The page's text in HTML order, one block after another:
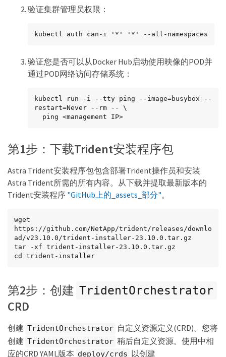
验证集群管理员权限：
kubectl auth can-i '*' '*' --all-namespaces
验证您是否可以从Docker Hub启动使用映像的POD并
通过POD网络访问存储系统：
kubectl run -i --tty ping --image=busybox --
restart=Never --rm -- \
  ping <management IP>
第1步：下载Trident安装程序包
Astra Trident安装程序包包含部署Trident操作员和安装
Astra Trident所需的所有内容。从下载并提取最新版本的
Trident安装程序 "GitHub上的_assets_部分"。
wget
https://github.com/NetApp/trident/releases/downlo
ad/v23.10.0/trident-installer-23.10.0.tar.gz
tar -xf trident-installer-23.10.0.tar.gz
cd trident-installer
第2步：创建 TridentOrchestrator
CRD
创建 TridentOrchestrator 自定义资源定义(CRD)。您将
创建 TridentOrchestrator 稍后自定义资源。使用中相
应的CRD YAML版本 deploy/crds 以创建